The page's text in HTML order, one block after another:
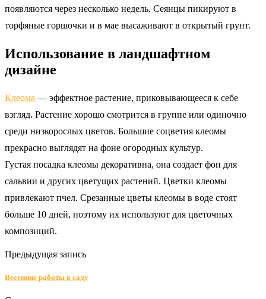
появляются через несколько недель. Сеянцы пикируют в
торфяные горшочки и в мае высаживают в открытый грунт.
Использование в ландшафтном
дизайне
Клеома — эффектное растение, приковывающееся к себе
взгляд. Растение хорошо смотрится в группе или одиночно
среди низкорослых цветов. Большие соцветия клеомы
прекрасно выглядят на фоне огородных культур.
Густая посадка клеомы декоративна, она создает фон для
сальвии и других цветущих растений. Цветки клеомы
привлекают пчел. Срезанные цветы клеомы в воде стоят
больше 10 дней, поэтому их используют для цветочных
композиций.
Предыдущая запись
Весенние работы в саду